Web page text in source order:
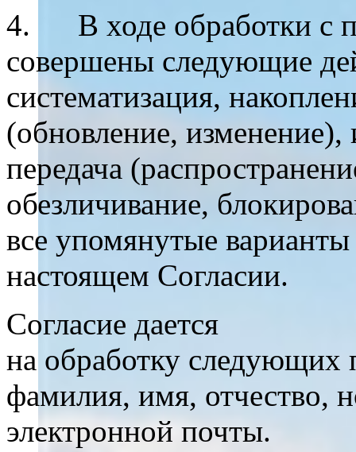
4. В ходе обработки с
совершены следующие
систематизация,
(обновление, изменение),
передача
обезличивание,
все упомянутые
настоящем Согласии.
Согласие дается
на обработку следующих
фамилия, имя, отчество,
электронной почты.